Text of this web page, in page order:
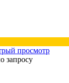
просмотр
запросу